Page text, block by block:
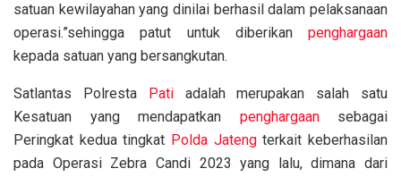
satuan kewilayahan yang dinilai berhasil dalam pelaksanaan
operasi.”sehingga patut untuk diberikan penghargaan
kepada satuan yang bersangkutan.
Satlantas Polresta Patiadalah merupakan salah satu
Kesatuan yang mendapatkan penghargaansebagai
Peringkat kedua tingkat Polda Jatengterkait keberhasilan
pada Operasi Zebra Candi 2023 yang lalu, dimana dari